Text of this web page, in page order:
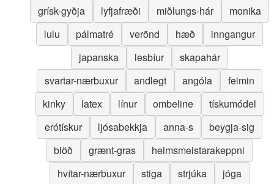
grísk-gyðja
lyfjafræði miðlungs-hár
monika
lulu
pálmatré verönd hæð
inngangur
japanska
lesbíur
skapahár
svartar-nærbuxur
andlegt angóla
feimin
kinky
latex línur ombeline
tískumódel
erótískur
ljósabekkja anna-s
beygja-sig
blöð
grænt-gras
heimsmeistarakeppni
hvítar-nærbuxur
stiga strjúka jóga